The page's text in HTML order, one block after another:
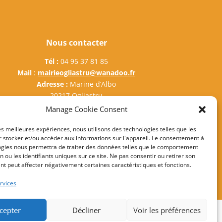
Manage Cookie Consent
meilleures expériences, nous utilisons des technologies telles que les
stocker et/ou accéder aux informations sur l'appareil. Le consentement à
nous permettra de traiter des données telles que le comportement
ou les identifiants uniques sur ce site. Ne pas consentir ou retirer son
peut affecter négativement certaines caractéristiques et fonctions.
Décliner Voir les préférences
Nous contacter
Tél : 04 95 37 81 85
Mail : mairieogliastru@wanadoo.fr
Adresse : Marine d’Albo
20217 Ogliastru